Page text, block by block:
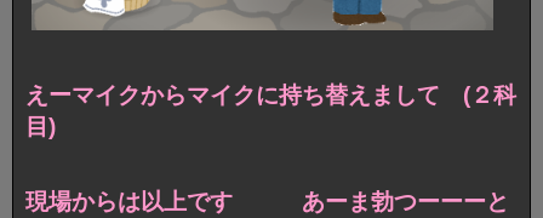
えーマイクからマイクに持ち替えまして (２科
目)
現場からは以上です あーま勃つーーーと